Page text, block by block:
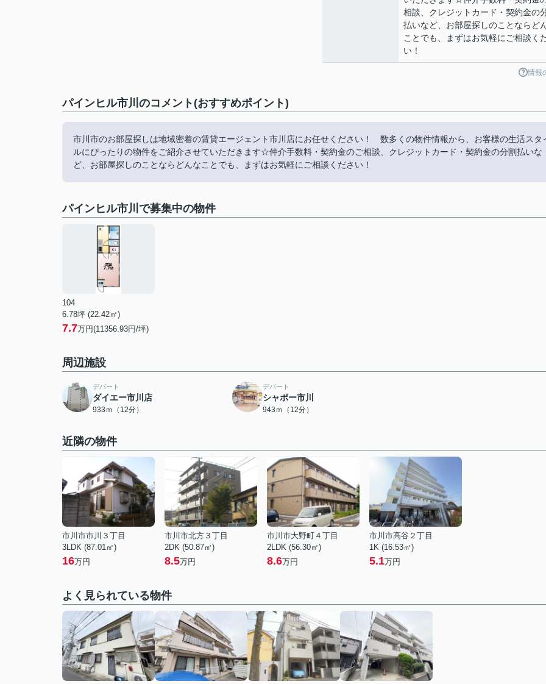
相談、クレジットカード・契約金の
払いなど、お部屋探しのことならど
ことでも、まずはお気軽にご相談く
い！
情報
パインヒル市川のコメント(おすすめポイント)
市川市のお部屋探しは地域密着の賃貸エージェント市川店にお任せください！ 数多くの物件情報から、お客様の生活スタ
ルにぴったりの物件をご紹介させていただきます☆仲介手数料・契約金のご相談、クレジットカード・契約金の分割払いな
ど、お部屋探しのことならどんなことでも、まずはお気軽にご相談ください！
パインヒル市川で募集中の物件
104
6.78坪 (22.42㎡)
7.7万円(11356.93円/坪)
周辺施設
デパート
ダイエー市川店
933ｍ（12分）
デパート
シャポー市川
943ｍ（12分）
近隣の物件
市川市市川３丁目
3LDK (87.01㎡)
16万円
市川市北方３丁目
2DK (50.87㎡)
8.5万円
市川市大野町４丁目
2LDK (56.30㎡)
8.6万円
市川市高谷２丁目
1K (16.53㎡)
5.1万円
よく見られている物件